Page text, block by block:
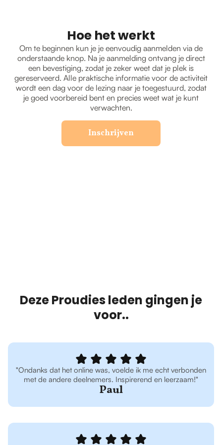
Hoe het werkt
Om te beginnen kun je je eenvoudig aanmelden via de
onderstaande knop. Na je aanmelding ontvang je direct
een bevestiging, zodat je zeker weet dat je plek is
gereserveerd. Alle praktische informatie voor de activiteit
wordt een dag voor de lezing naar je toegestuurd, zodat
je goed voorbereid bent en precies weet wat je kunt
verwachten.
Inschrijven
Deze Proudies leden gingen je
voor..
"Ondanks dat het online was, voelde ik me echt verbonden
met de andere deelnemers. Inspirerend en leerzaam!"
Paul